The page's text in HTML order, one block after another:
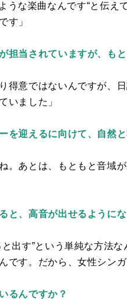
うな楽曲なんです“と伝
す」
当されていますが、も
得意ではないんですが、
いました」
迎えるに向けて、自然と
。あとは、もともと音域
、高音が出せるようにな
と出す”という単純な方法
です。だから、女性シン
るんですか？